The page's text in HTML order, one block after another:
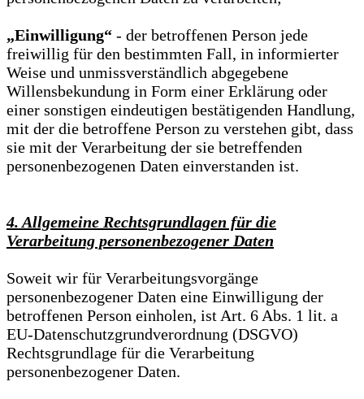
„Einwilligung“ - der betroffenen Person jede
freiwillig für den bestimmten Fall, in informierter
Weise und unmissverständlich abgegebene
Willensbekundung in Form einer Erklärung oder
einer sonstigen eindeutigen bestätigenden Handlung,
mit der die betroffene Person zu verstehen gibt, dass
sie mit der Verarbeitung der sie betreffenden
personenbezogenen Daten einverstanden ist.
4. Allgemeine Rechtsgrundlagen für die
Verarbeitung personenbezogener Daten
Soweit wir für Verarbeitungsvorgänge
personenbezogener Daten eine Einwilligung der
betroffenen Person einholen, ist Art. 6 Abs. 1 lit. a
EU-Datenschutzgrundverordnung (DSGVO)
Rechtsgrundlage für die Verarbeitung
personenbezogener Daten.